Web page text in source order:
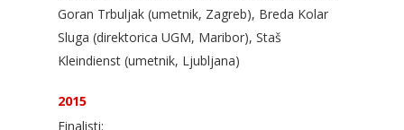
Goran Trbuljak (umetnik, Zagreb), Breda Kolar
Sluga (direktorica UGM, Maribor), Staš
Kleindienst (umetnik, Ljubljana)
2015
Finalisti: